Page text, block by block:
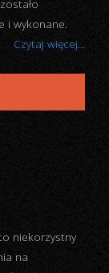
potwierdzają
spełnienie
i wykonane.
Czytaj więcej...